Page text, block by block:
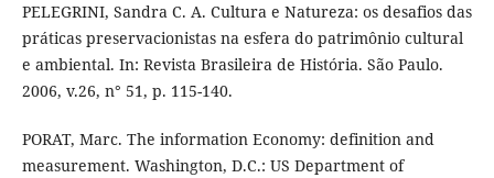
PELEGRINI, Sandra C. A. Cultura e Natureza: os desafios das
práticas preservacionistas na esfera do patrimônio cultural
e ambiental. In: Revista Brasileira de História. São Paulo.
2006, v.26, n° 51, p. 115-140.
PORAT, Marc. The information Economy: definition and
measurement. Washington, D.C.: US Department of